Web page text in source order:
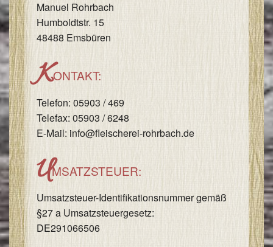
&
Manuel Rohrbach
Humboldtstr. 15
48488 Emsbüren
KONTAKT:
Telefon: 05903 / 469
Telefax: 05903 / 6248
E-Mail: info@fleischerei-rohrbach.de
UMSATZSTEUER:
Umsatzsteuer-Identifikationsnummer gemäß
§27 a Umsatzsteuergesetz:
DE291066506